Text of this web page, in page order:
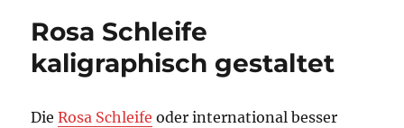
Rosa Schleife
kaligraphisch gestaltet
DieRosa Schleife oder international besser